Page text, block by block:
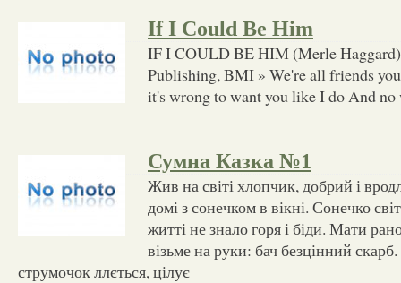
If I Could Be Him
IF I COULD BE HIM (Merle
Publishing, BMI » We're all friends
it's wrong to want you like I do And no
Сумна Казка №1
Жив на світі хлопчик, добрий і
домі з сонечком в вікні. Сонечко
житті не знало горя і біди. Мати
візьме на руки: бач безцінний
струмочок ллється, цілує